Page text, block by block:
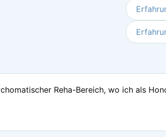
Reha-Bereich, wo ich als